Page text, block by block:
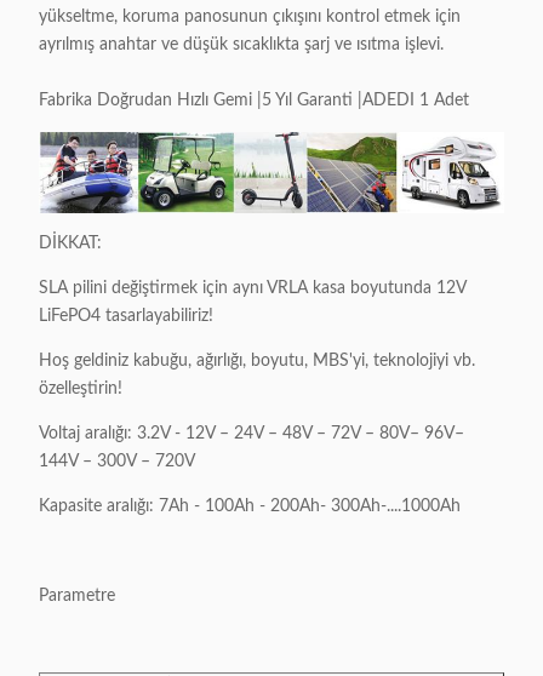
yükseltme, koruma panosunun çıkışını kontrol etmek için
ayrılmış anahtar ve düşük sıcaklıkta şarj ve ısıtma işlevi.
Fabrika Doğrudan Hızlı Gemi |5 Yıl Garanti |ADEDI 1 Adet
DİKKAT:
SLA pilini değiştirmek için aynı VRLA kasa boyutunda 12V
LiFePO4 tasarlayabiliriz!
Hoş geldiniz kabuğu, ağırlığı, boyutu, MBS'yi, teknolojiyi vb.
özelleştirin!
Voltaj aralığı: 3.2V - 12V – 24V – 48V – 72V – 80V– 96V–
144V – 300V – 720V
Kapasite aralığı: 7Ah - 100Ah - 200Ah- 300Ah-....1000Ah
Parametre